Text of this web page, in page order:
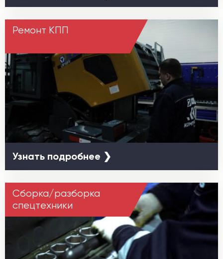
Ремонт КПП
Узнать подробнее ❯
Сборка/разборка
спецтехники